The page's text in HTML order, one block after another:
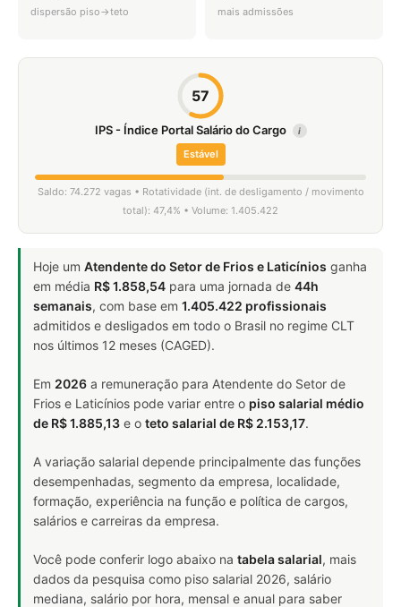
dispersão piso→teto mais admissões
57
IPS - Índice Portal Salário do Cargo i
Estável
Saldo: 74.272 vagas • Rotatividade (int. de desligamento / movimento
total): 47,4% • Volume: 1.405.422
Hoje um Atendente do Setor de Frios e Laticínios ganha
em média R$ 1.858,54 para uma jornada de 44h
semanais, com base em 1.405.422 profissionais
admitidos e desligados em todo o Brasil no regime CLT
nos últimos 12 meses (CAGED).
Em 2026 a remuneração para Atendente do Setor de
Frios e Laticínios pode variar entre o piso salarial médio
de R$ 1.885,13 e o teto salarial de R$ 2.153,17.
A variação salarial depende principalmente das funções
desempenhadas, segmento da empresa, localidade,
formação, experiência na função e política de cargos,
salários e carreiras da empresa.
Você pode conferir logo abaixo na tabela salarial, mais
dados da pesquisa como piso salarial 2026, salário
mediana, salário por hora, mensal e anual para saber